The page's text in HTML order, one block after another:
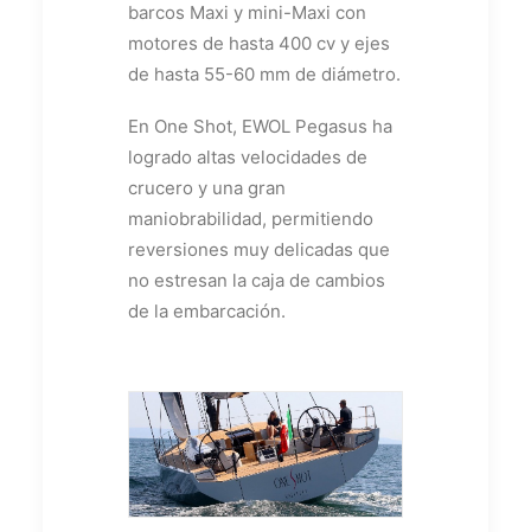
barcos Maxi y mini-Maxi con
motores de hasta 400 cv y ejes
de hasta 55-60 mm de diámetro.
En One Shot, EWOL Pegasus ha
logrado altas velocidades de
crucero y una gran
maniobrabilidad, permitiendo
reversiones muy delicadas que
no estresan la caja de cambios
de la embarcación.